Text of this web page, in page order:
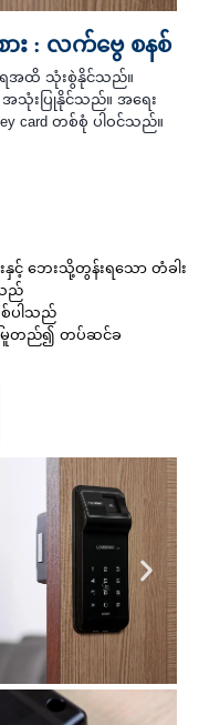
း : လက်ဗွေ စနစ်
ေအထိ သုံးစွဲနိုင်သည်။
သုံးပြုနိုင်သည်။ အရေး
card တစ်စုံ ပါဝင်သည်။
းနှင့် ဘေးသို့တွန်းရသော တံခါး
သည်
စ်ပါသည်
ါ်မူတည်၍ တပ်ဆင်ခ